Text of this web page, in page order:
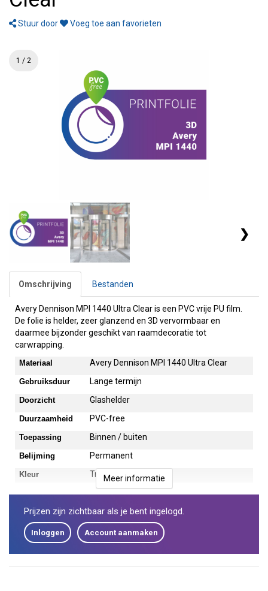
Stuur door Voeg toe aan favorieten
1 / 2
❯
Omschrijving Bestanden
Avery Dennison MPI 1440 Ultra Clear is een PVC vrije PU film.
De folie is helder, zeer glanzend en 3D vervormbaar en
daarmee bijzonder geschikt van raamdecoratie tot
carwrapping.
Materiaal Avery Dennison MPI 1440 Ultra Clear
Gebruiksduur Lange termijn
Doorzicht Glashelder
Duurzaamheid PVC-free
Toepassing Binnen / buiten
Belijming Permanent
Kleur Transparant
Ondergrond 3D
Meer informatie
Prijzen zijn zichtbaar als je bent ingelogd.
Inloggen Account aanmaken